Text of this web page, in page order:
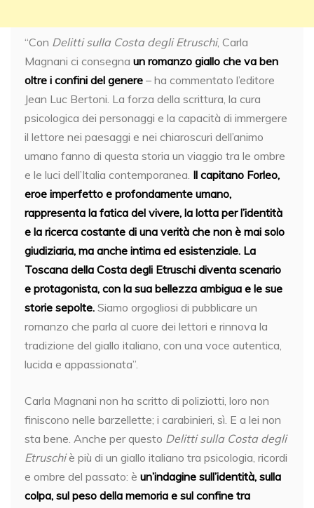
“Con Delitti sulla Costa degli Etruschi, Carla
Magnani ci consegna un romanzo giallo che va ben
oltre i confini del genere – ha commentato l’editore
Jean Luc Bertoni. La forza della scrittura, la cura
psicologica dei personaggi e la capacità di immergere
il lettore nei paesaggi e nei chiaroscuri dell’animo
umano fanno di questa storia un viaggio tra le ombre
e le luci dell’Italia contemporanea. Il capitano Forleo,
eroe imperfetto e profondamente umano,
rappresenta la fatica del vivere, la lotta per l’identità
e la ricerca costante di una verità che non è mai solo
giudiziaria, ma anche intima ed esistenziale. La
Toscana della Costa degli Etruschi diventa scenario
e protagonista, con la sua bellezza ambigua e le sue
storie sepolte. Siamo orgogliosi di pubblicare un
romanzo che parla al cuore dei lettori e rinnova la
tradizione del giallo italiano, con una voce autentica,
lucida e appassionata”.
Carla Magnani non ha scritto di poliziotti, loro non
finiscono nelle barzellette; i carabinieri, sì. E a lei non
sta bene. Anche per questo Delitti sulla Costa degli
Etruschiè più di un giallo italiano tra psicologia, ricordi
e ombre del passato: è un’indagine sull’identità, sulla
colpa, sul peso della memoria e sul confine tra